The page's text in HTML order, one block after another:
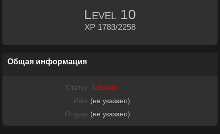
Level 10
XP 1783/2258
Общая информация
Статус Забанен
Имя (не указано)
Откуда (не указано)